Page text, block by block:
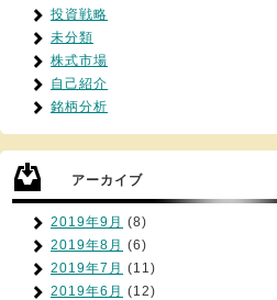
投資戦略
未分類
株式市場
自己紹介
銘柄分析
アーカイブ
2019年9月 (8)
2019年8月 (6)
2019年7月 (11)
2019年6月 (12)